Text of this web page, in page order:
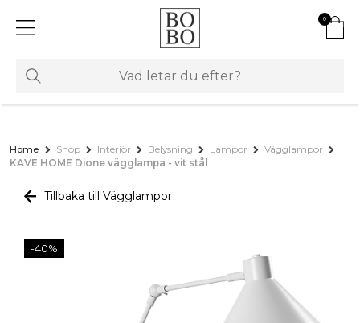
0
Home Shop Interiör Belysning Lampor
Vägglampor
KAVE HOME Dione vägglampa - vit stål
Tillbaka till Vägglampor
-40%